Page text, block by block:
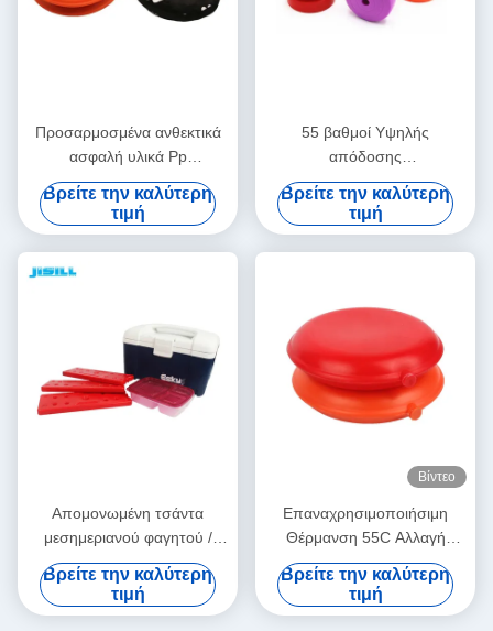
Προσαρμοσμένα ανθεκτικά
ασφαλή υλικά Pp
επαναχρησιμοποιήσιμα
θερμοκηλίδια
Βρείτε την καλύτερη
τιμή
55 βαθμοί Υψηλής
απόδοσης
επαναχρησιμοποιήσιμο
θερμοσυσκευή θερμαντήρα
για σχολική εργασία
Βρείτε την καλύτερη
τιμή
Απομονωμένη τσάντα
μεσημεριανού φαγητού /
προσαρμοσμένες ανθεκτικές
επαναχρησιμοποιήσιμες
θερμικές σακούλες για
Βρείτε την καλύτερη
τιμή
Βίντεο
Επαναχρησιμοποιήσιμη
Θέρμανση 55C Αλλαγή
Φάσης Υλικού Heat Pack για
μεσημεριανό γεύμα με
θερμική σακούλα
Βρείτε την καλύτερη
τιμή